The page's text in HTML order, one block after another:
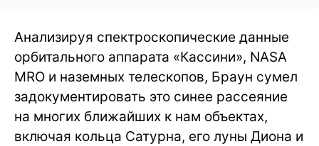
Анализируя спектроскопические данные
орбитального аппарата «Кассини», NASA
MRO и наземных телескопов, Браун сумел
задокументировать это синее рассеяние
на многих ближайших к нам объектах,
включая кольца Сатурна, его луны Диона и